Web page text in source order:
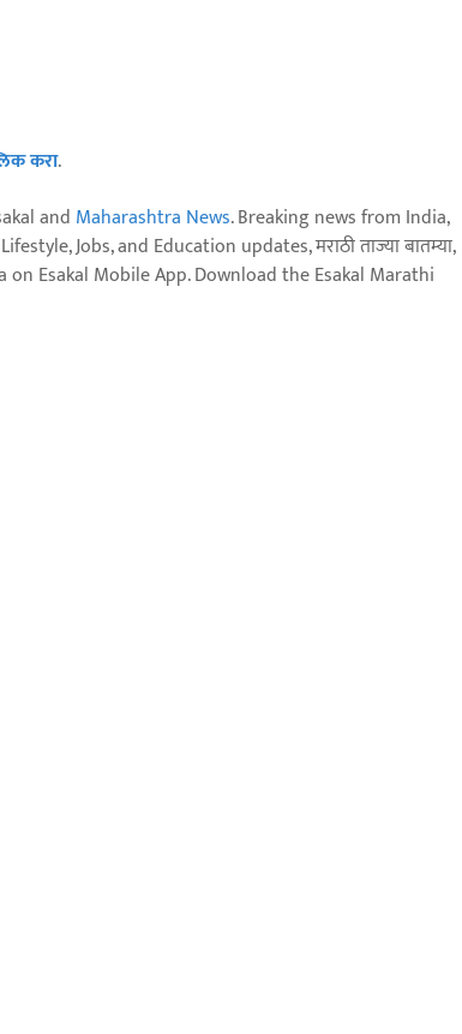
करा.
and Maharashtra News. Breaking news from India,
Jobs, and Education updates, मराठी ताज्या बातम्या,
on Esakal Mobile App. Download the Esakal Marathi